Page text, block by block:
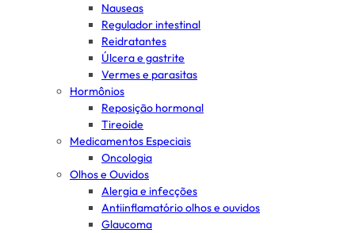
Nauseas
Regulador intestinal
Reidratantes
Úlcera e gastrite
Vermes e parasitas
Hormônios
Reposição hormonal
Tireoide
Medicamentos Especiais
Oncologia
Olhos e Ouvidos
Alergia e infecções
Antiinflamatório olhos e ouvidos
Glaucoma